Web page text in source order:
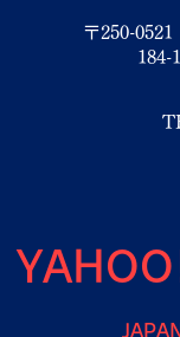
〒250-
184-
JAPAN